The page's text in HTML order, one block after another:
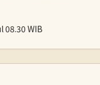
08.30 WIB